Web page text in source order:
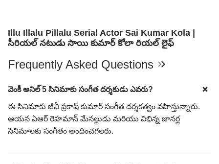
Illu Illalu Pillalu Serial Actor Sai Kumar Kola |
సీరియల్ నటుడు సాయి కుమార్ కోలా రియల్ లైఫ్
Frequently Asked Questions
వెంకీ అనిల్ 5 సినిమాకు సంగీత దర్శకుడు ఎవరు?
ఈ సినిమాకు జీవీ ప్రకాష్ కుమార్ సంగీత దర్శకత్వం వహిస్తున్నారు.
ఆయన ఏఆర్ రెహమాన్ మేనల్లుడు మరియు విభిన్న జానర్ల
సినిమాలకు సంగీతం అందించగలరు.